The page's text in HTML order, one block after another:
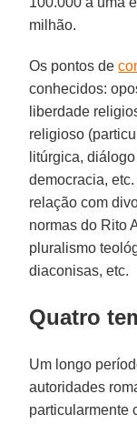
milhão.
Os pontos de
conhecidos:
liberdade
religioso
litúrgica,
democracia,
relação com
normas do Rito
pluralismo
diaconisas, etc.
Quatro
Um longo
autoridades
particularmente